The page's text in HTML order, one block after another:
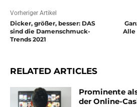
Vorheriger Artikel
Dicker, größer, besser: DAS
sind die Damenschmuck-
Trends 2021
Alle
RELATED ARTICLES
Prominente
der Online-